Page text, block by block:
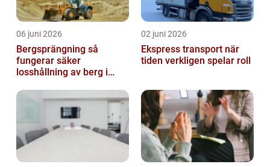
06 juni 2026
Bergsprängning så
fungerar säker
losshållning av berg i
02 juni 2026
Ekspress transport när
tiden verkligen spelar roll